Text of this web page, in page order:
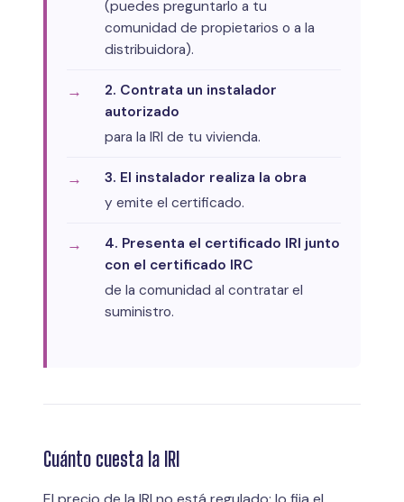
(puedes preguntarlo a tu
comunidad de propietarios o a la
distribuidora).
2. Contrata un instalador
autorizado
para la IRI de tu vivienda.
3. El instalador realiza la obra
y emite el certificado.
4. Presenta el certificado IRI junto
con el certificado IRC
de la comunidad al contratar el
suministro.
Cuánto cuesta la IRI